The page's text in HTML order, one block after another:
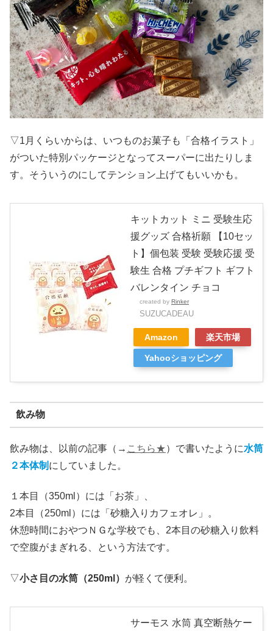
▽1月くらいからは、いつものお菓子も「合格イラスト」
がついた特別パッケージとなってスーパーに出たりしま
す。そういうのにしてテンション上げてもいいかも。
キットカット ミニ 受験生応
援グッズ 合格祈願 【10セッ
ト】個包装 受験 受験応援 受
験生 合格 プチギフト ギフト
バレンタイン チョコ
created by Rinker
SUZUCADEAU
Amazon 楽天市場
Yahooショッピング
飲み物
飲み物は、以前の記事（→ こちら★）で書いたように水筒
２本体制 にしていました。
１本目（350ml）には「お茶」、
2本目（250ml）には「砂糖入りカフェオレ」。
休憩時間におやつＮＧな学校でも、2本目の砂糖入り飲料
で空腹がまぎれる、という方法です。
▽小さ目の水筒（250ml） が軽くて便利。
サーモス 水筒 真空断熱ケー